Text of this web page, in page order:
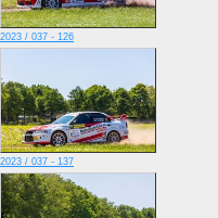
2023 / 037 - 126
2023 / 037 - 137